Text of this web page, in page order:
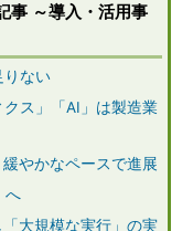
事 ～導入・活用事
りない
クス」「AI」は製造業
やかなペースで進展
へ
大規模な実行」の実